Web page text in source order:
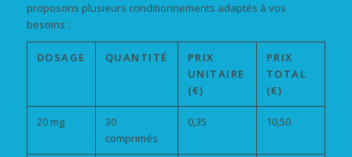
proposons plusieurs conditionnements adaptés à vos
besoins :
DOSAGE QUANTITÉ
PRIX
UNITAIRE
(€)
PRIX
TOTAL
(€)
20 mg
30
comprimés
0,35 10,50